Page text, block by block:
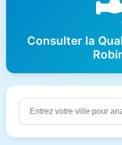
Consulter la